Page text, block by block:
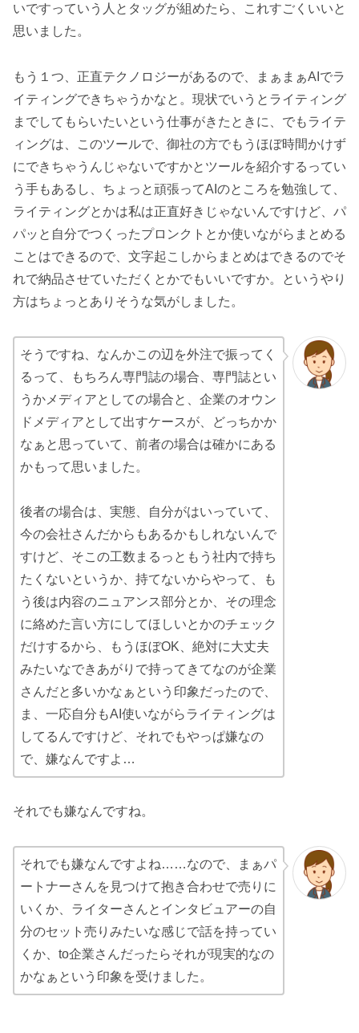
いですっていう人とタッグが組めたら、これすごくいいと
思いました。
もう１つ、正直テクノロジーがあるので、まぁまぁAIでラ
イティングできちゃうかなと。現状でいうとライティング
までしてもらいたいという仕事がきたときに、でもライテ
ィングは、このツールで、御社の方でもうほぼ時間かけず
にできちゃうんじゃないですかとツールを紹介するってい
う手もあるし、ちょっと頑張ってAIのところを勉強して、
ライティングとかは私は正直好きじゃないんですけど、パ
パッと自分でつくったプロンクトとか使いながらまとめる
ことはできるので、文字起こしからまとめはできるのでそ
れで納品させていただくとかでもいいですか。というやり
方はちょっとありそうな気がしました。
そうですね、なんかこの辺を外注で振ってく
るって、もちろん専門誌の場合、専門誌とい
うかメディアとしての場合と、企業のオウン
ドメディアとして出すケースが、どっちかか
なぁと思っていて、前者の場合は確かにある
かもって思いました。
後者の場合は、実態、自分がはいっていて、
今の会社さんだからもあるかもしれないんで
すけど、そこの工数まるっともう社内で持ち
たくないというか、持てないからやって、も
う後は内容のニュアンス部分とか、その理念
に絡めた言い方にしてほしいとかのチェック
だけするから、もうほぼOK、絶対に大丈夫
みたいなできあがりで持ってきてなのが企業
さんだと多いかなぁという印象だったので、
ま、一応自分もAI使いながらライティングは
してるんですけど、それでもやっぱ嫌なの
で、嫌なんですよ…
それでも嫌なんですね。
それでも嫌なんですよね……なので、まぁパ
ートナーさんを見つけて抱き合わせで売りに
いくか、ライターさんとインタビュアーの自
分のセット売りみたいな感じで話を持ってい
くか、to企業さんだったらそれが現実的なの
かなぁという印象を受けました。